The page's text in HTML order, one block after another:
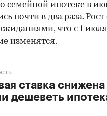
семейной ипотеке в
почти в два раза.
что с 1
изменятся.
ставка снижена
дешеветь